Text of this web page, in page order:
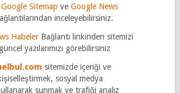
Google Sitemap ve Google News
inceleyebilirsiniz.
Habeler Bağlantı linkinden sitemizi
yazılarımızı görebilirsiniz
sitemizde içeriği ve
sosyal medya
sunmak ve trafiği analiz